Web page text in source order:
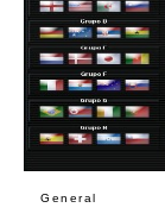
General